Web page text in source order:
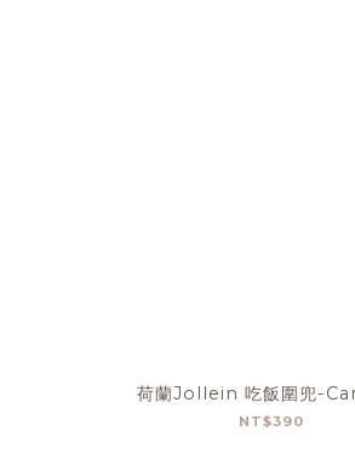
荷蘭Jollein 吃飯圍兜-
NT$390